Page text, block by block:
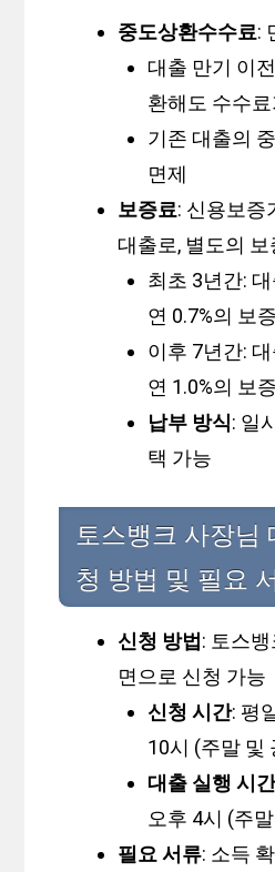
중도상환수수료:
대출 만기 이
환해도 수수
기존 대출의
면제
보증료: 신용보증
대출로, 별도의
최초 3년간:
연 0.7%의 보
이후 7년간:
연 1.0%의 보
납부 방식: 일
택 가능
토스뱅크 사장님
청 방법 및 필요
신청 방법 : 토스
면으로 신청 가능
신청 시간: 평
10시 (주말 및
대출 실행 시
오후 4시 (주
필요 서류: 소득